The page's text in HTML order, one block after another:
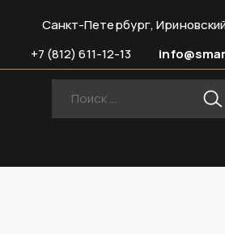
Санкт-Петербург,
+7 (812) 611-12-13